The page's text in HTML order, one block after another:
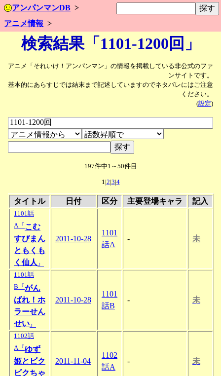
アンパンマンDB
アニメ情報
検索結果「1101-1200回」
アニメ「それいけ！アンパンマン」の情報を掲載している非公式のファ
ンサイトです。
基本的にあらすじでは結末まで記述していますのでネタバレにはご注意
ください。
(設定)
197件中1～50件目
1|2|3|4
タイトル 日付 区分 主要登場キャラ 記入
1101話
A『こむ
すびまん
ともくも
く仙人 』
2011-10-28
1101
話A
- 未
1101話
B『がん
ばれ！ホ
ラーせん
せい 』
2011-10-28
1101
話B
- 未
1102話
A『ゆず
姫とビク
ビクちゃ
2011-11-04
1102
話A
- 未